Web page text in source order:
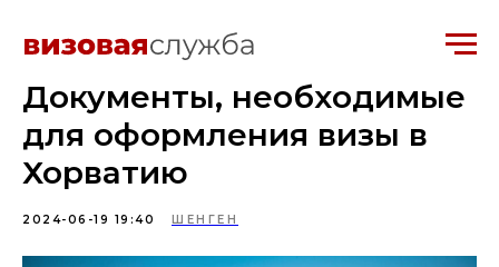
Документы, необходимые
для оформления визы в
Хорватию
2024-06-19 19:40 ШЕНГЕН